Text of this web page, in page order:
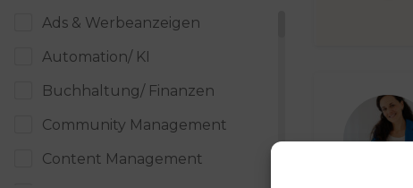
Ads & Werbeanzeigen
Automation/ KI
Buchhaltung/ Finanzen
Community Management
Content Management